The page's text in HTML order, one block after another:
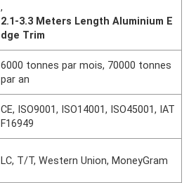
,
2.1-3.3 Meters Length Aluminium E
dge Trim
6000 tonnes par mois, 70000 tonnes
par an
CE, ISO9001, ISO14001, ISO45001, IAT
F16949
LC, T/T, Western Union, MoneyGram